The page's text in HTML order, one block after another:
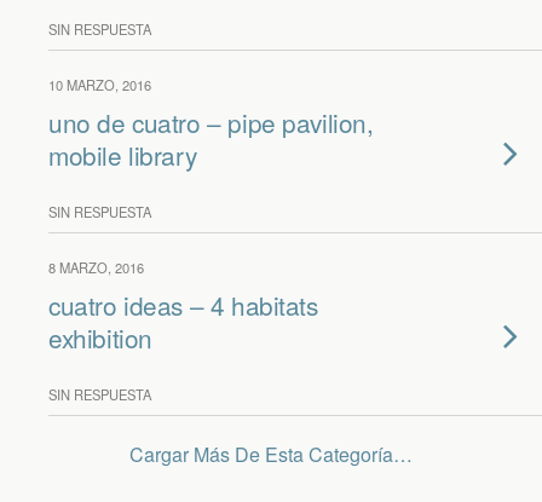
SIN RESPUESTA
10 MARZO, 2016
uno de cuatro – pipe pavilion,
mobile library
SIN RESPUESTA
8 MARZO, 2016
cuatro ideas – 4 habitats
exhibition
SIN RESPUESTA
Cargar Más De Esta Categoría…